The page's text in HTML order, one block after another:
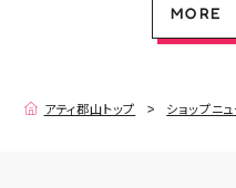
MORE
MORE
アティ郡山トップ ショップニ